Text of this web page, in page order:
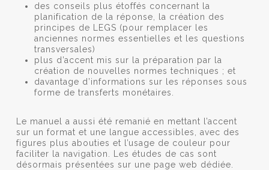
des conseils plus étoffés concernant la
planification de la réponse, la création des
principes de LEGS (pour remplacer les
anciennes normes essentielles et les questions
transversales)
plus d’accent mis sur la préparation par la
création de nouvelles normes techniques ; et
davantage d’informations sur les réponses sous
forme de transferts monétaires.
Le manuel a aussi été remanié en mettant l’accent
sur un format et une langue accessibles, avec des
figures plus abouties et l’usage de couleur pour
faciliter la navigation. Les études de cas sont
désormais présentées sur une page web dédiée.